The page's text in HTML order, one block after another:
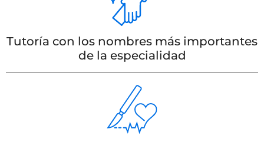
Tutoría con los nombres más importantes
de la especialidad